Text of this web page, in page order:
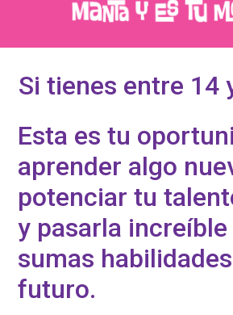
Si tienes entre 14
Esta es tu
aprender algo
potenciar tu
y pasarla
sumas
futuro.